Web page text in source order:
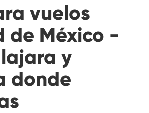
vuelos
de México -
y
donde